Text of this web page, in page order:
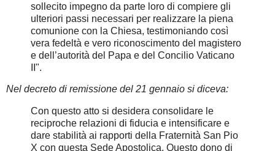
sollecito impegno da parte loro di compiere gli
ulteriori passi necessari per realizzare la piena
comunione con la Chiesa, testimoniando così
vera fedeltà e vero riconoscimento del magistero
e dell’autorità del Papa e del Concilio Vaticano
II".
Nel decreto di remissione del 21 gennaio si diceva:
Con questo atto si desidera consolidare le
reciproche relazioni di fiducia e intensificare e
dare stabilità ai rapporti della Fraternità San Pio
X con questa Sede Apostolica. Questo dono di